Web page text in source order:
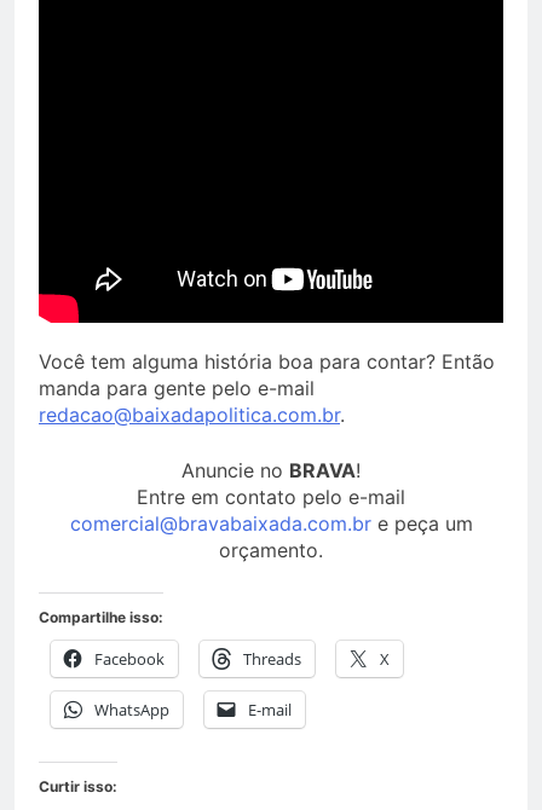
Você tem alguma história boa para contar? Então
manda para gente pelo e-mail
redacao@baixadapolitica.com.br.
Anuncie no BRAVA!
Entre em contato pelo e-mail
comercial@bravabaixada.com.bre peça um
orçamento.
Compartilhe isso:
Facebook Threads X
WhatsApp E-mail
Curtir isso: